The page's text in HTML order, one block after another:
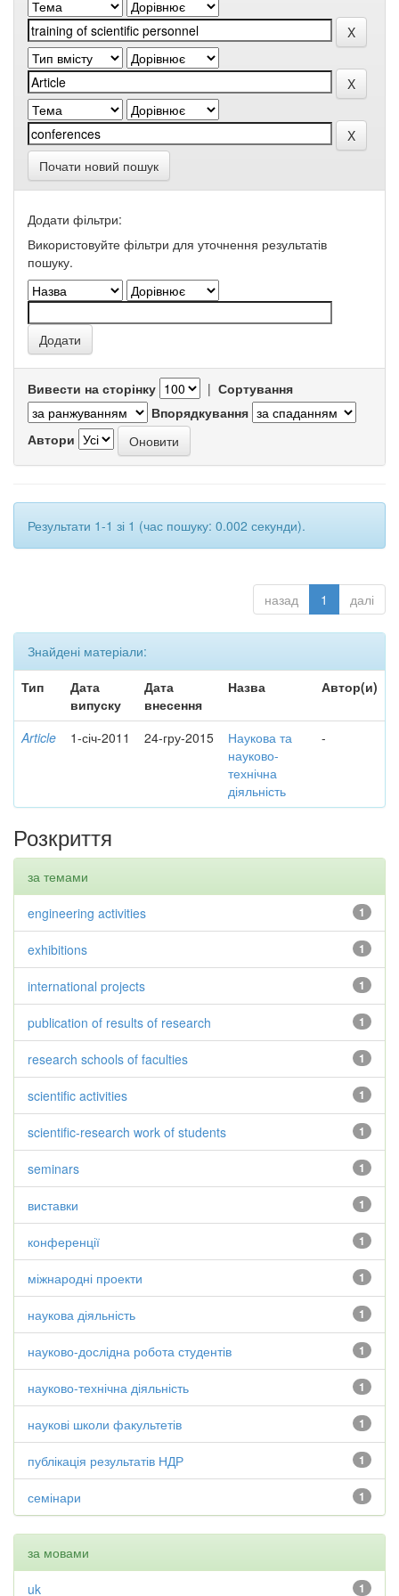
Почати новий пошук
Додати фільтри:
Використовуйте фільтри для уточнення результатів
пошуку.
Вивести на сторінку | Сортування
Впорядкування
Автори
Результати 1-1 зі 1 (час пошуку: 0.002 секунди).
назад 1 далі
Знайдені матеріали:
Тип
Дата
випуску
Дата
внесення
Назва Автор(и)
Article 1-січ-2011 24-гру-2015
Наукова та
науково-
технічна
діяльність
-
Розкриття
за темами
1
engineering activities
1
exhibitions
1
international projects
1
publication of results of research
1
research schools of faculties
1
scientific activities
1
scientific-research work of students
1
seminars
1
виставки
1
конференції
1
міжнародні проекти
1
наукова діяльність
1
науково-дослідна робота студентів
1
науково-технічна діяльність
1
наукові школи факультетів
1
публікація результатів НДР
1
семінари
за мовами
1
uk